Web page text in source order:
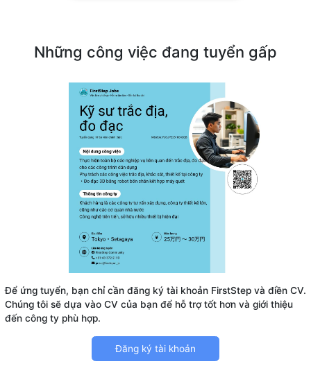
Những công việc đang tuyển gấp
Để ứng tuyển, bạn chỉ cần đăng ký tài khoản FirstStep và điền CV.
Chúng tôi sẽ dựa vào CV của bạn để hỗ trợ tốt hơn và giới thiệu
Đăng ký tài khoản